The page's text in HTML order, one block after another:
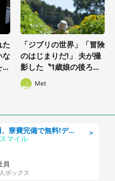
た
な
「ジブリの世界」「冒険
のはじまりだ!」 夫が撮
影した〝1歳娘の後ろ
姿〟が良すぎて...4.8万
人感激
Met
＞
入社特典58万円、寮費完備で無料!デンソーで働こう!自動車工場で小型部品の検査業務 denso aichi
マイル
員
ボックス